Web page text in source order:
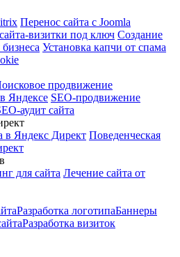
Перенос сайта с Joomla
визитки под ключ Создание
Установка капчи от спама
продвижение
Яндексе SEO-продвижение
аудит сайта
в Яндекс Директ Поведенческая
для сайта Лечение сайта от
Разработка логотипаБаннеры
Разработка визиток